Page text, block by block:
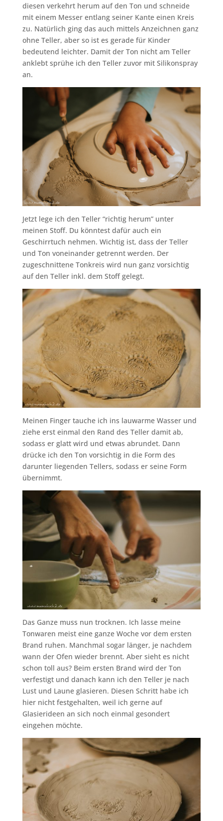
diesen verkehrt herum auf den Ton und schneide
mit einem Messer entlang seiner Kante einen Kreis
zu. Natürlich ging das auch mittels Anzeichnen ganz
ohne Teller, aber so ist es gerade für Kinder
bedeutend leichter. Damit der Ton nicht am Teller
anklebt sprühe ich den Teller zuvor mit Silikonspray
an.
Jetzt lege ich den Teller “richtig herum” unter
meinen Stoff. Du könntest dafür auch ein
Geschirrtuch nehmen. Wichtig ist, dass der Teller
und Ton voneinander getrennt werden. Der
zugeschnittene Tonkreis wird nun ganz vorsichtig
auf den Teller inkl. dem Stoff gelegt.
Meinen Finger tauche ich ins lauwarme Wasser und
ziehe erst einmal den Rand des Teller damit ab,
sodass er glatt wird und etwas abrundet. Dann
drücke ich den Ton vorsichtig in die Form des
darunter liegenden Tellers, sodass er seine Form
übernimmt.
Das Ganze muss nun trocknen. Ich lasse meine
Tonwaren meist eine ganze Woche vor dem ersten
Brand ruhen. Manchmal sogar länger, je nachdem
wann der Ofen wieder brennt. Aber sieht es nicht
schon toll aus? Beim ersten Brand wird der Ton
verfestigt und danach kann ich den Teller je nach
Lust und Laune glasieren. Diesen Schritt habe ich
hier nicht festgehalten, weil ich gerne auf
Glasierideen an sich noch einmal gesondert
eingehen möchte.